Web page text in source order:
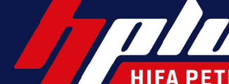
MrBit: Isprati kvalifikacije za
evropska takmičenja i preuzmi
bonus dobrodošlice!
18 h 28 min